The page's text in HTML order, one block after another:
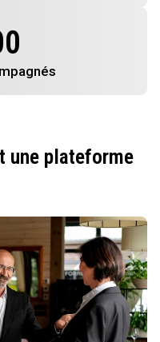
une plateforme